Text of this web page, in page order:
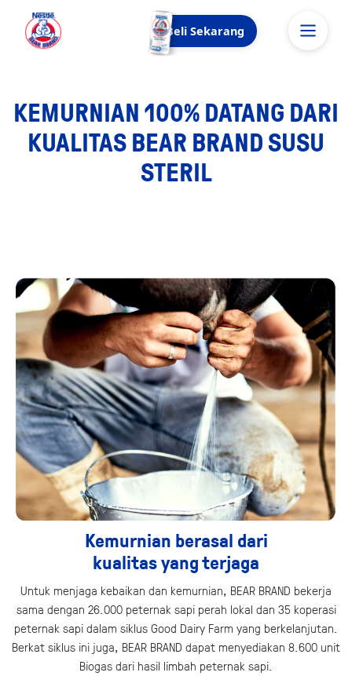
Beli Sekarang
KEMURNIAN 100% DATANG DARI
KUALITAS BEAR BRAND SUSU
STERIL
Kemurnian berasal dari
kualitas yang terjaga
Untuk menjaga kebaikan dan kemurnian, BEAR BRAND bekerja
sama dengan 26.000 peternak sapi perah lokal dan 35 koperasi
peternak sapi dalam siklus Good Dairy Farm yang berkelanjutan.
Berkat siklus ini juga, BEAR BRAND dapat menyediakan 8.600 unit
Biogas dari hasil limbah peternak sapi.